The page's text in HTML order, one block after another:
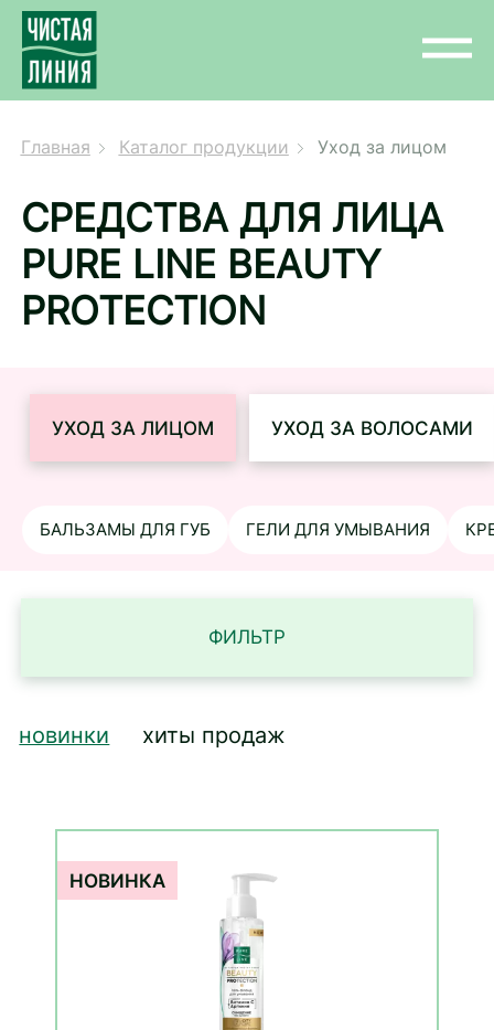
Главная Каталог продукции Уход за лицом
СРЕДСТВА ДЛЯ ЛИЦА
PURE LINE BEAUTY
PROTECTION
УХОД ЗА ЛИЦОМ УХОД ЗА ВОЛОСАМИ
БАЛЬЗАМЫ ДЛЯ ГУБ ГЕЛИ ДЛЯ УМЫВАНИЯ
ФИЛЬТР
новинки хиты продаж